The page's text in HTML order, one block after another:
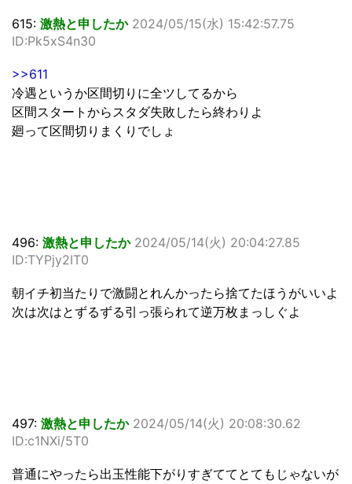
615: 激熱と申したか 2024/05/15(水) 15:42:57.75
ID:Pk5xS4n30
>>611
冷遇というか区間切りに全ツしてるから
区間スタートからスタダ失敗したら終わりよ
廻って区間切りまくりでしょ
496: 激熱と申したか 2024/05/14(火) 20:04:27.85
ID:TYPjy2IT0
朝イチ初当たりで激闘とれんかったら捨てたほうがいいよ
次は次はとずるずる引っ張られて逆万枚まっしぐよ
497: 激熱と申したか 2024/05/14(火) 20:08:30.62
ID:c1NXi/5T0
普通にやったら出玉性能下がりすぎててとてもじゃないが